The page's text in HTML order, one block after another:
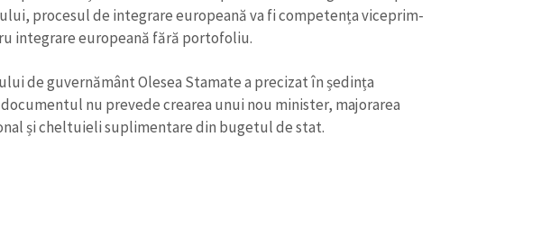
procesul de integrare europeană va fi competența viceprim-
integrare europeană fără portofoliu.
de guvernământ Olesea Stamate a precizat în ședința
nu prevede crearea unui nou minister, majorarea
și cheltuieli suplimentare din bugetul de stat.